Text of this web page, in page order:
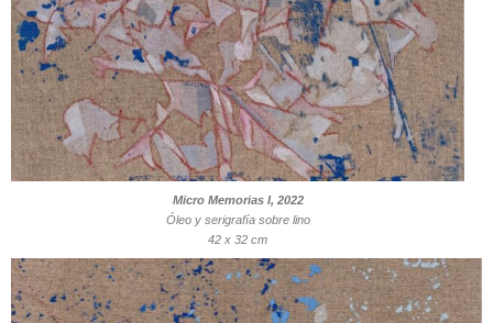
Micro Memorias I, 2022
Óleo y serigrafía sobre lino
42 x 32 cm